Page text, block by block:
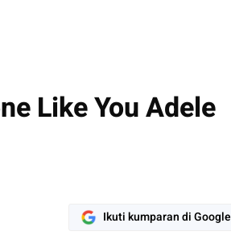
Like You Adele
Ikuti kumparan di Google